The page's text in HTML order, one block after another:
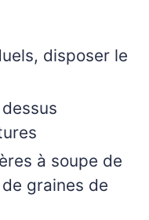
disposer le
à soupe de
graines de